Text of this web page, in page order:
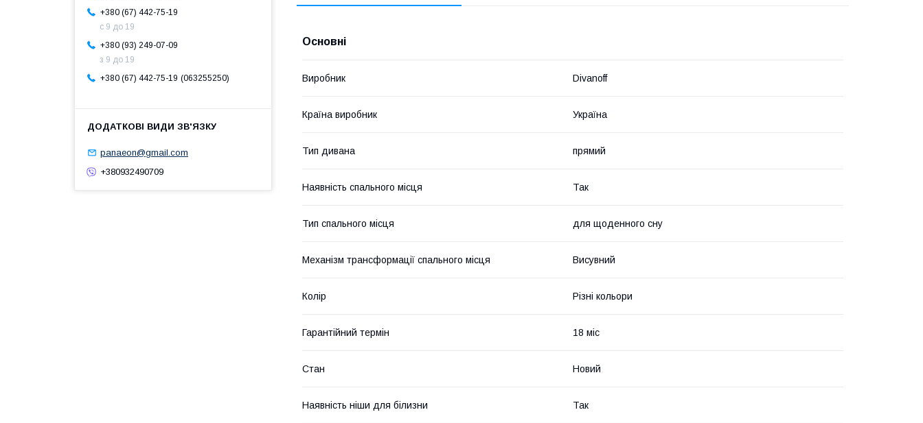
Основні
Виробник Divanoff
Країна виробник Україна
Тип дивана прямий
Наявність спального місця Так
Тип спального місця для щоденного сну
Механізм трансформації спального місця Висувний
Колір Різні кольори
Гарантійний термін 18 міс
Стан Новий
Наявність ніши для білизни Так
+380 (67) 442-75-19
с 9 до 19
+380 (93) 249-07-09
з 9 до 19
+380 (67) 442-75-19
063255250
panaeon@gmail.com
+380932490709